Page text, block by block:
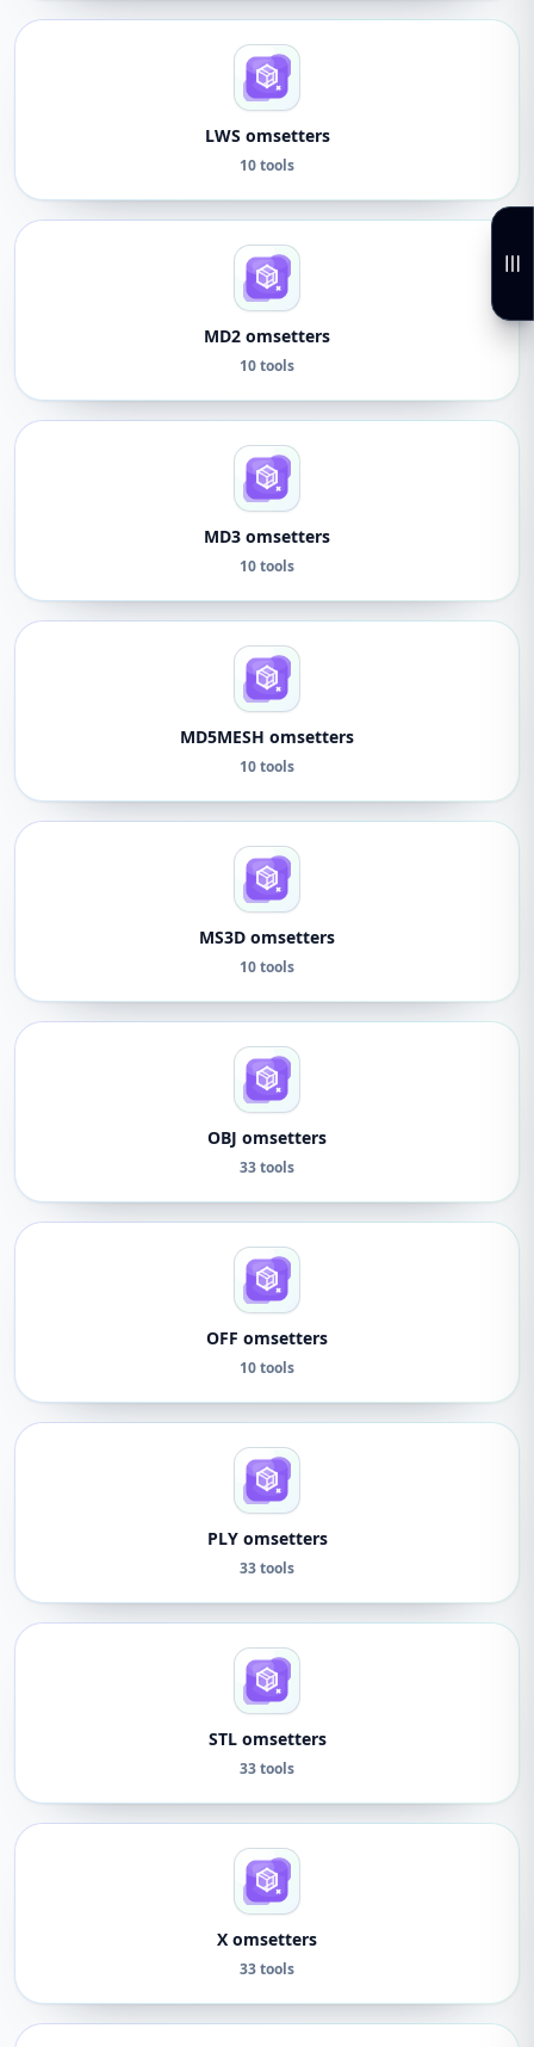
LWS omsetters
10 tools
MD2 omsetters
10 tools
MD3 omsetters
10 tools
MD5MESH omsetters
10 tools
MS3D omsetters
10 tools
OBJ omsetters
33 tools
OFF omsetters
10 tools
PLY omsetters
33 tools
STL omsetters
33 tools
X omsetters
33 tools